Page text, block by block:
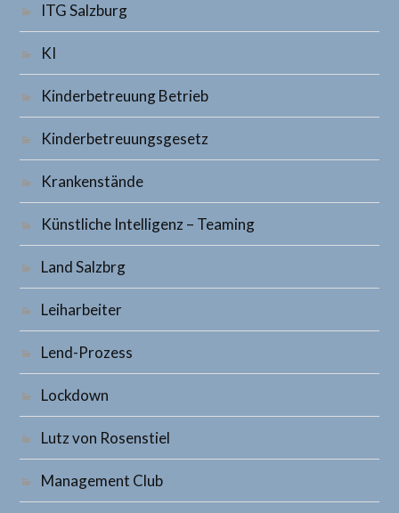
ITG Salzburg
KI
Kinderbetreuung Betrieb
Kinderbetreuungsgesetz
Krankenstände
Künstliche Intelligenz – Teaming
Land Salzbrg
Leiharbeiter
Lend-Prozess
Lockdown
Lutz von Rosenstiel
Management Club